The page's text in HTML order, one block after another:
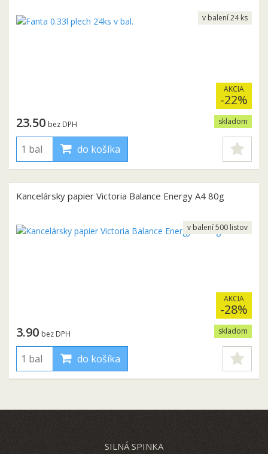
AKCIA
-22%
skladom
23.50 bez DPH
do košíka
v balení 24 ks
Kancelársky papier Victoria Balance Energy A4 80g
AKCIA
-28%
skladom
3.90 bez DPH
do košíka
v balení 500 listov
SILNÁ SPINKA